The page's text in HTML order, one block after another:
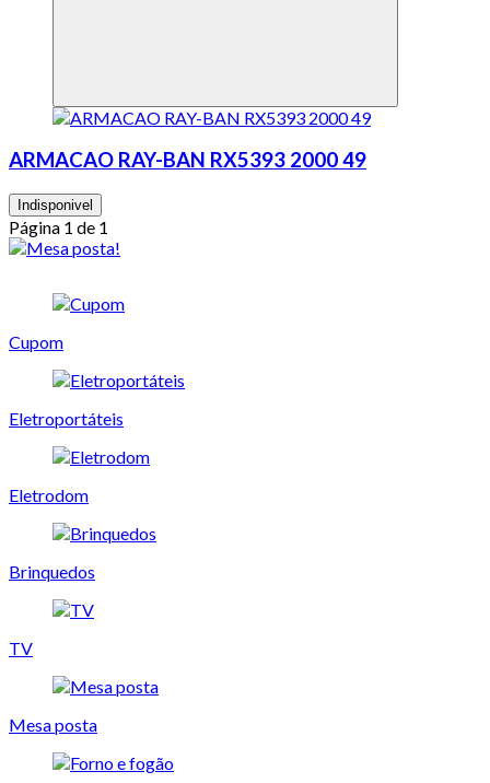
ARMACAO RAY-BAN RX5393 2000 49
Indisponivel
Página 1 de 1
Cupom
Eletroportáteis
Eletrodom
Brinquedos
TV
Mesa posta